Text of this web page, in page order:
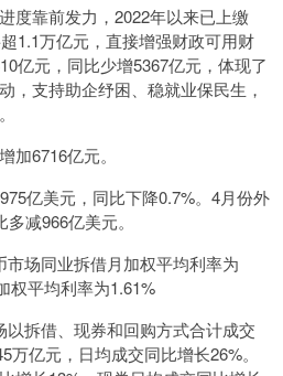
度靠前发力，2022年以来已上缴
1.1万亿元，直接增强财政可用财
亿元，同比少增5367亿元，体现了
，支持助企纾困、稳就业保民生，
加6716亿元。
亿美元，同比下降0.7%。4月份外
减966亿美元。
市场同业拆借月加权平均利率为
权平均利率为1.61%
拆借、现券和回购方式合计成交
亿元，日均成交同比增长26%。